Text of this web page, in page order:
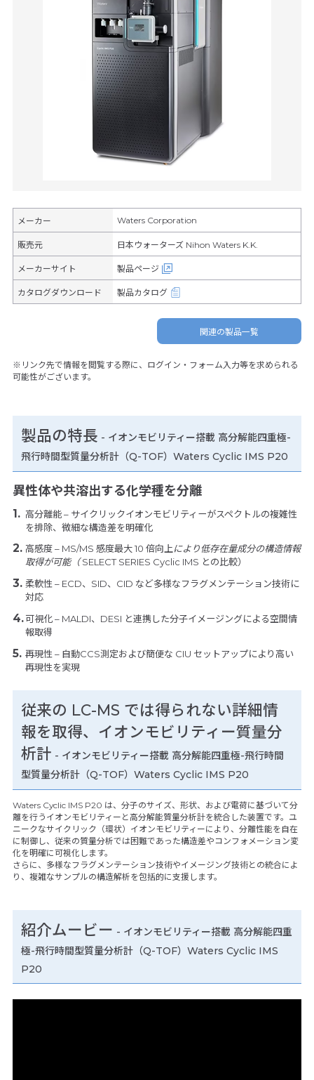
メーカー Waters Corporation
販売元 日本ウォーターズ Nihon Waters K.K.
メーカーサイト 製品ページ
カタログダウンロード 製品カタログ
関連の製品一覧
※リンク先で情報を閲覧する際に、ログイン・フォーム入力等を求められる
可能性がございます。
製品の特長 - イオンモビリティー搭載 高分解能四重極-
飛行時間型質量分析計（Q-TOF）Waters Cyclic IMS P20
異性体や共溶出する化学種を分離
高分離能 – サイクリックイオンモビリティーがスペクトルの複雑性
を排除、微細な構造差を明確化
高感度 – MS/MS 感度最大 10 倍向上により低存在量成分の構造情報
取得が可能（SELECT SERIES Cyclic IMS との比較）
柔軟性 – ECD、SID、CID など多様なフラグメンテーション技術に
対応
可視化 – MALDI、DESI と連携した分子イメージングによる空間情
報取得
再現性 – 自動CCS測定および簡便な CIU セットアップにより高い
再現性を実現
従来の LC-MS では得られない詳細情
報を取得、イオンモビリティー質量分
析計 - イオンモビリティー搭載 高分解能四重極-飛行時間
型質量分析計（Q-TOF）Waters Cyclic IMS P20
Waters Cyclic IMS P20 は、分子のサイズ、形状、および電荷に基づいて分
離を行うイオンモビリティーと高分解能質量分析計を統合した装置です。ユ
ニークなサイクリック（環状）イオンモビリティーにより、分離性能を自在
に制御し、従来の質量分析では困難であった構造差やコンフォメーション変
化を明確に可視化します。
さらに、多様なフラグメンテーション技術やイメージング技術との統合によ
り、複雑なサンプルの構造解析を包括的に支援します。
紹介ムービー - イオンモビリティー搭載 高分解能四重
極-飛行時間型質量分析計（Q-TOF）Waters Cyclic IMS
P20